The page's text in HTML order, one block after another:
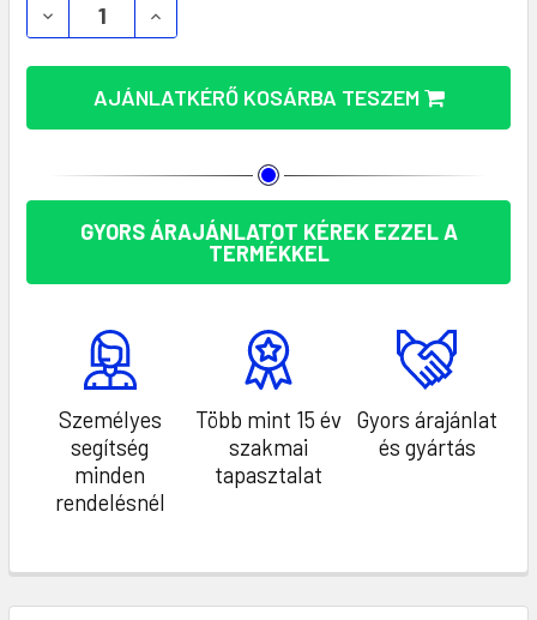
KÖRNYEZETTUDATOS ÚJRAHASZNOSÍTOTT PAMUT
KÖRNYEZETTUDATOS
AJÁNLATKÉRŐ KOSÁRBA TESZEM
GYORS ÁRAJÁNLATOT KÉREK EZZEL A
TERMÉKKEL
Személyes
segítség
minden
rendelésnél
Több mint 15 év
szakmai
tapasztalat
Gyors árajánlat
és gyártás